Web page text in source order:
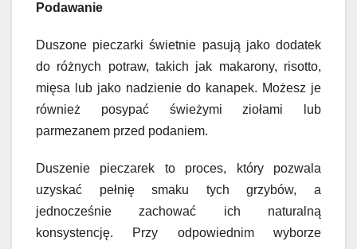
Podawanie
Duszone pieczarki świetnie pasują jako dodatek
do różnych potraw, takich jak makarony, risotto,
mięsa lub jako nadzienie do kanapek. Możesz je
również posypać świeżymi ziołami lub
parmezanem przed podaniem.
Duszenie pieczarek to proces, który pozwala
uzyskać pełnię smaku tych grzybów, a
jednocześnie zachować ich naturalną
konsystencję. Przy odpowiednim wyborze